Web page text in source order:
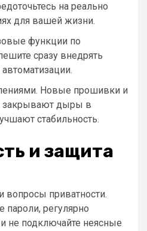
на реально
для вашей жизни.
функции по
сразу внедрять
Новые прошивки и
закрывают дыры в
стабильность.
и защита
приватности.
пароли, регулярно
не подключайте неясные